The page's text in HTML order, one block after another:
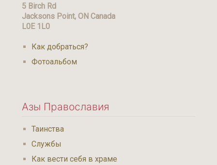
5 Birch Rd
Jacksons Point, ON Canada
L0E 1L0
Как добраться?
Фотоальбом
Азы Православия
Таинства
Службы
Как вести себя в храме